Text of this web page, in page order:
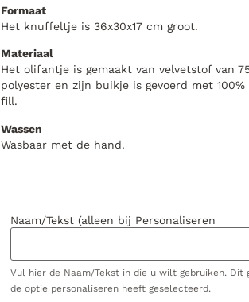
Formaat
Het knuffeltje is 36x30x17 cm groot.
Materiaal
Het olifantje is gemaakt van velvetstof van
polyester en zijn buikje is gevoerd met
fill.
Wassen
Wasbaar met de hand.
Naam/Tekst (alleen bij Personaliseren
Vul hier de Naam/Tekst in die u wilt gebruiken. Dit
de optie personaliseren heeft geselecteerd.